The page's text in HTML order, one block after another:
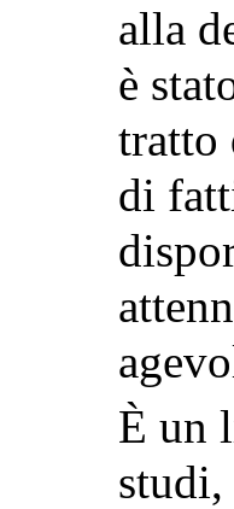
alla
è
tratto
di
È un
studi,